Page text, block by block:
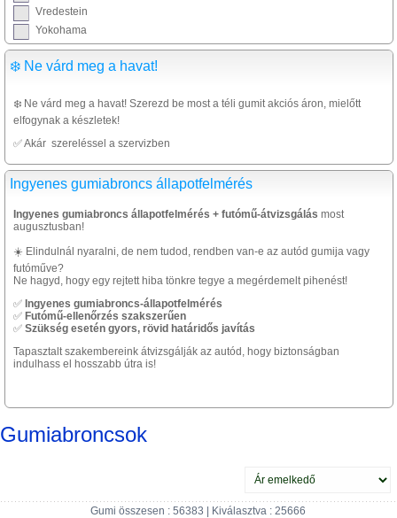
Vredestein
Yokohama
❄️ Ne várd meg a havat!
❄️ Ne várd meg a havat! Szerezd be most a téli gumit akciós áron, mielőtt
elfogynak a készletek!
✅ Akár szereléssel a szervizben
Ingyenes gumiabroncs állapotfelmérés
Ingyenes gumiabroncs állapotfelmérés + futómű-átvizsgálás most
augusztusban!
☀️ Elindulnál nyaralni, de nem tudod, rendben van-e az autód gumija vagy
futóműve?
Ne hagyd, hogy egy rejtett hiba tönkre tegye a megérdemelt pihenést!
✅ Ingyenes gumiabroncs-állapotfelmérés
✅ Futómű-ellenőrzés szakszerűen
✅ Szükség esetén gyors, rövid határidős javítás
Tapasztalt szakembereink átvizsgálják az autód, hogy biztonságban
indulhass el hosszabb útra is!
Gumiabroncsok
Gumi összesen : 56383 | Kiválasztva : 25666